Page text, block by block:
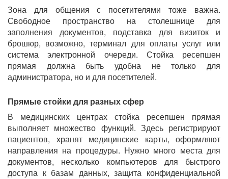
Зона для общения с посетителями тоже важна.
Свободное пространство на столешнице для
заполнения документов, подставка для визиток и
брошюр, возможно, терминал для оплаты услуг или
система электронной очереди. Стойка ресепшен
прямая должна быть удобна не только для
администратора, но и для посетителей.
Прямые стойки для разных сфер
В медицинских центрах стойка ресепшен прямая
выполняет множество функций. Здесь регистрируют
пациентов, хранят медицинские карты, оформляют
направления на процедуры. Нужно много места для
документов, несколько компьютеров для быстрого
доступа к базам данных, защита конфиденциальной